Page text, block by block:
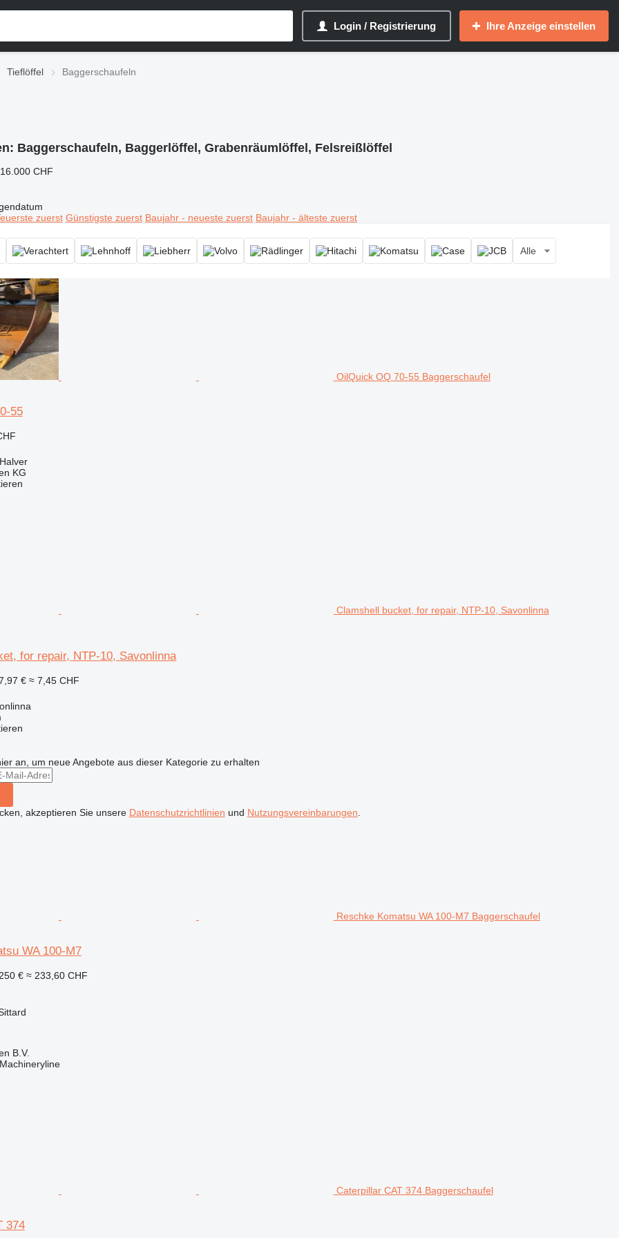
Login / Registrierung Ihre Anzeige einstellen
Tieflöffel Baggerschaufeln
Baggerschaufeln, Baggerlöffel, Grabenräumlöffel, Felsreißlöffel
CHF
zuerst Günstigste zuerst Baujahr - neueste zuerst Baujahr - älteste zuerst
Alle
OilQuick OQ 70-55 Baggerschaufel
55
KG
Clamshell bucket, for repair, NTP-10, Savonlinna
for repair, NTP-10, Savonlinna
€ ≈ 7,45 CHF
an, um neue Angebote aus dieser Kategorie zu erhalten
akzeptieren Sie unsere Datenschutzrichtlinien und Nutzungsvereinbarungen
Reschke Komatsu WA 100-M7 Baggerschaufel
WA 100-M7
250 € ≈ 233,60 CHF
B.V.
Caterpillar CAT 374 Baggerschaufel
374